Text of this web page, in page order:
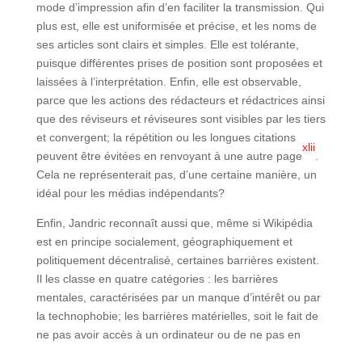
mode d’impression afin d’en faciliter la transmission. Qui
plus est, elle est uniformisée et précise, et les noms de
ses articles sont clairs et simples. Elle est tolérante,
puisque différentes prises de position sont proposées et
laissées à l’interprétation. Enfin, elle est observable,
parce que les actions des rédacteurs et rédactrices ainsi
que des réviseurs et réviseures sont visibles par les tiers
et convergent; la répétition ou les longues citations
peuvent être évitées en renvoyant à une autre page
xlii
.
Cela ne représenterait pas, d’une certaine manière, un
idéal pour les médias indépendants?
Enfin, Jandric reconnaît aussi que, même si Wikipédia
est en principe socialement, géographiquement et
politiquement décentralisé, certaines barrières existent.
Il les classe en quatre catégories : les barrières
mentales, caractérisées par un manque d’intérêt ou par
la technophobie; les barrières matérielles, soit le fait de
ne pas avoir accès à un ordinateur ou de ne pas en